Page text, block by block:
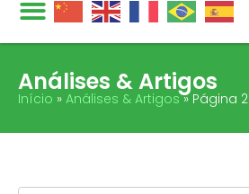
Análises & Artigos
Início » Análises & Artigos» Página 2